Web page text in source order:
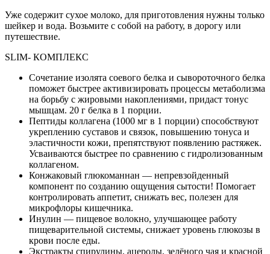
Уже содержит сухое молоко, для приготовления нужны только
шейкер и вода. Возьмите с собой на работу, в дорогу или
путешествие.
SLIM- КОМПЛЕКС
Сочетание изолята соевого белка и сывороточного белка
поможет быстрее активизировать процессы метаболизма
на борьбу с жировыми накоплениями, придаст тонус
мышцам. 20 г белка в 1 порции.
Пептиды коллагена (1000 мг в 1 порции) способствуют
укреплению суставов и связок, повышению тонуса и
эластичности кожи, препятствуют появлению растяжек.
Усваиваются быстрее по сравнению с гидролизованным
коллагеном.
Конжаковый глюкоманнан — непревзойденный
компонент по созданию ощущения сытости! Помогает
контролировать аппетит, снижать вес, полезен для
микрофлоры кишечника.
Инулин — пищевое волокно, улучшающее работу
пищеварительной системы, снижает уровень глюкозы в
крови после еды.
Экстракты спирулины, ацеролы, зелёного чая и красной